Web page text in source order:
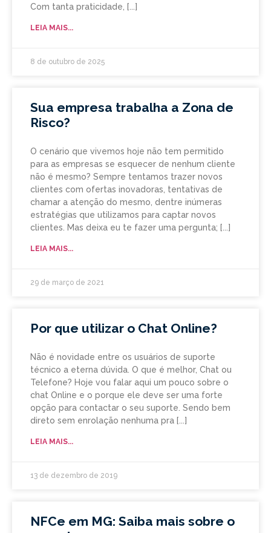
Com tanta praticidade,
LEIA MAIS...
8 de outubro de 2025
Sua empresa trabalha a Zona de
Risco?
O cenário que vivemos hoje não tem permitido
para as empresas se esquecer de nenhum cliente
não é mesmo? Sempre tentamos trazer novos
clientes com ofertas inovadoras, tentativas de
chamar a atenção do mesmo, dentre inúmeras
estratégias que utilizamos para captar novos
clientes. Mas deixa eu te fazer uma pergunta;
LEIA MAIS...
29 de março de 2021
Por que utilizar o Chat Online?
Não é novidade entre os usuários de suporte
técnico a eterna dúvida. O que é melhor, Chat ou
Telefone? Hoje vou falar aqui um pouco sobre o
chat Online e o porque ele deve ser uma forte
opção para contactar o seu suporte. Sendo bem
direto sem enrolação nenhuma pra
LEIA MAIS...
13 de dezembro de 2019
NFCe em MG: Saiba mais sobre o